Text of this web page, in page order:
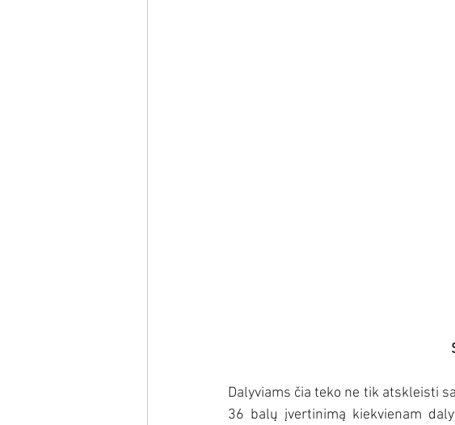
Dalyviams čia teko ne tik atskleisti
36 balų įvertinimą kiekvienam